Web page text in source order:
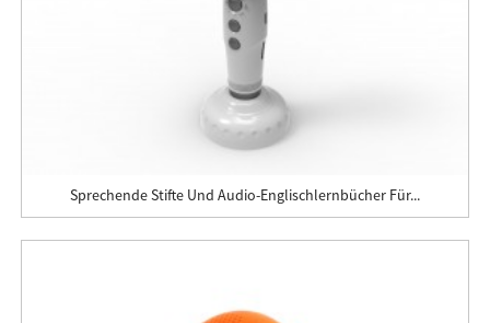
Sprechende Stifte Und Audio-Englischlernbücher Für...